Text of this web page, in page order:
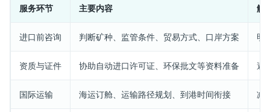
服务环节 主要内容 解
进口前咨询 判断矿种、监管条件、贸易方式、口岸方案 明
资质与证件 协助自动进口许可证、环保批文等资料准备 避
国际运输 海运订舱、运输路径规划、到港时间衔接 减